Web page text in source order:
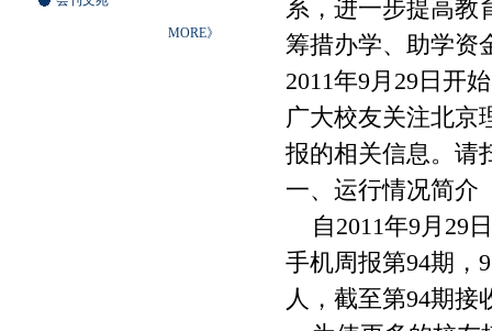
MORE》
系，进一步提高教
筹措办学、助学资
2011年9月29日开
广大校友关注北京
报的相关信息。请
一、运行情况简介
自2011年9月29
手机周报第94期，
人，截至第94期接